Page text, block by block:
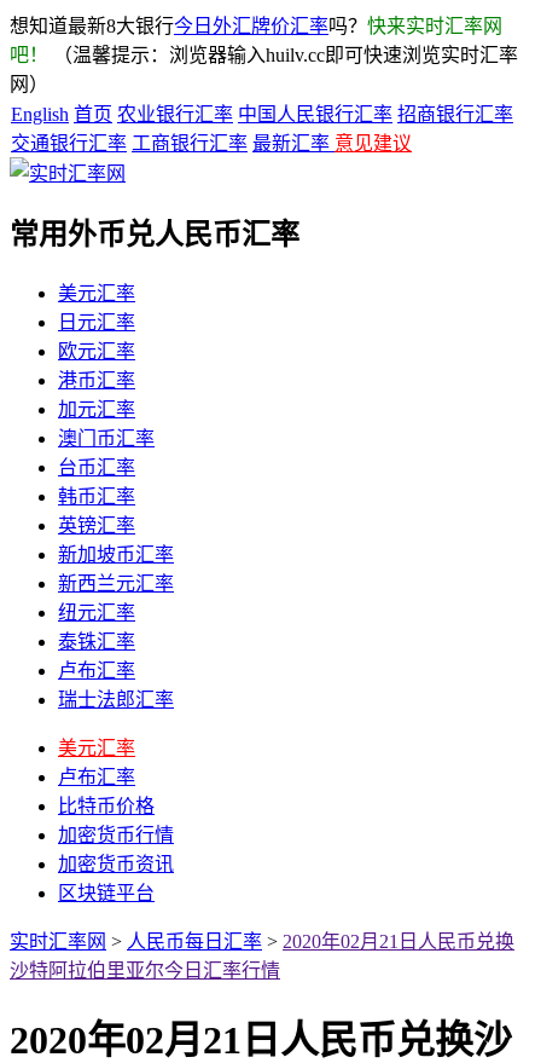
想知道最新8大银行今日外汇牌价汇率吗？ 快来实时汇率网
吧！
（温馨提示：浏览器输入huilv.cc即可快速浏览实时汇率
网）
English 首页 农业银行汇率 中国人民银行汇率 招商银行汇率
交通银行汇率 工商银行汇率 最新汇率 意见建议
常用外币兑人民币汇率
美元汇率
日元汇率
欧元汇率
港币汇率
加元汇率
澳门币汇率
台币汇率
韩币汇率
英镑汇率
新加坡币汇率
新西兰元汇率
纽元汇率
泰铢汇率
卢布汇率
瑞士法郎汇率
美元汇率
卢布汇率
比特币价格
加密货币行情
加密货币资讯
区块链平台
实时汇率网 > 人民币每日汇率 > 2020年02月21日人民币兑换
沙特阿拉伯里亚尔今日汇率行情
2020年02月21日人民币兑换沙